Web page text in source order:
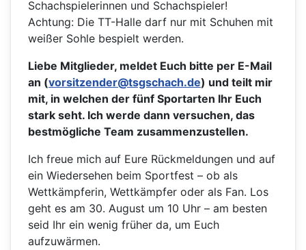
Schachspielerinnen und Schachspieler!
Achtung: Die TT-Halle darf nur mit Schuhen mit
weißer Sohle bespielt werden.
Liebe Mitglieder, meldet Euch bitte per E-Mail
an (vorsitzender@tsgschach.de) und teilt mir
mit, in welchen der fünf Sportarten Ihr Euch
stark seht. Ich werde dann versuchen, das
bestmögliche Team zusammenzustellen.
Ich freue mich auf Eure Rückmeldungen und auf
ein Wiedersehen beim Sportfest – ob als
Wettkämpferin, Wettkämpfer oder als Fan. Los
geht es am 30. August um 10 Uhr – am besten
seid Ihr ein wenig früher da, um Euch
aufzuwärmen.